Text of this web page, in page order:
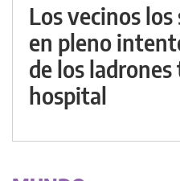
Los vecinos
en pleno
de los
hospital